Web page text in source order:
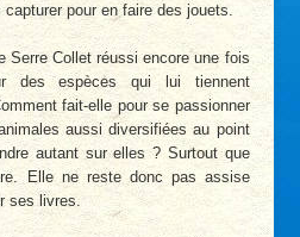
pour en faire des jouets.
Serre Collet réussi encore une fois
des espèces qui lui tiennent
fait-elle pour se passionner
aussi diversifiées au point
autant sur elles ? Surtout que
Elle ne reste donc pas assise
ses livres.